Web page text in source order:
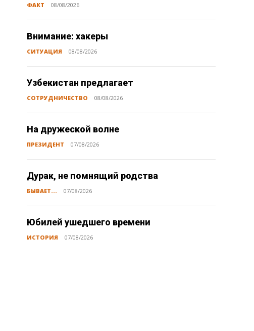
ФАКТ 08/08/2026
Внимание: хакеры
СИТУАЦИЯ 08/08/2026
Узбекистан предлагает
СОТРУДНИЧЕСТВО 08/08/2026
На дружеской волне
ПРЕЗИДЕНТ 07/08/2026
Дурак, не помнящий родства
БЫВАЕТ... 07/08/2026
Юбилей ушедшего времени
ИСТОРИЯ 07/08/2026